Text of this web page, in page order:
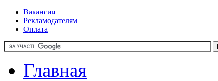
Вакансии
Рекламодателям
Оплата
Главная